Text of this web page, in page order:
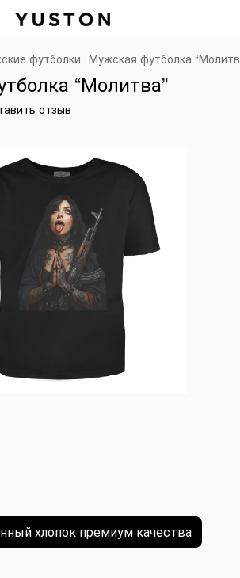
футболки Мужская футболка
“Молитва”
отзыв
хлопок премиум качества